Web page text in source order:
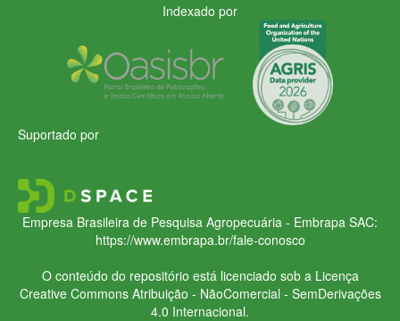
Indexado por
Suportado por
Empresa Brasileira de Pesquisa Agropecuária - Embrapa SAC:
https://www.embrapa.br/fale-conosco
O conteúdo do repositório está licenciado sob a Licença
Creative CommonsAtribuição - NãoComercial - SemDerivações
4.0 Internacional.